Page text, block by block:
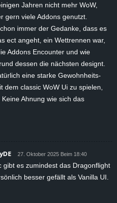
Jahren nicht mehr WoW,
gern viele Addons genutzt.
immer der Gedanke, dass es
ect angeht, ein Wettrennen war,
Addons Encounter und wie
dessen die nächsten designt.
eine starke Gewohnheits-
dem classic WoW Ui zu spielen,
Ahnung wie sich das
27. Oktober 2025 Beim 18:40
gibt es zumindest das Dragonflight
besser gefällt als Vanilla UI.